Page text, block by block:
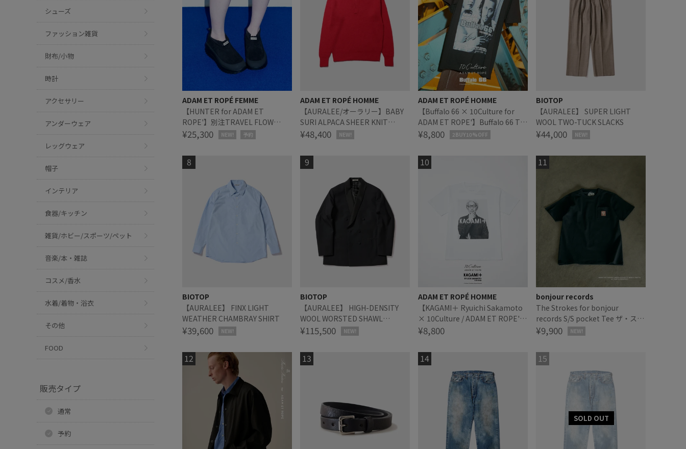
シューズ
ファッション雑貨
財布/小物
時計
アクセサリー
アンダーウェア
レッグウェア
帽子
インテリア
食器/キッチン
雑貨/ホビー/スポーツ/ペット
音楽/本・雑誌
コスメ/香水
水着/着物・浴衣
その他
FOOD
販売タイプ
通常
予約
ADAM ET ROPÉ FEMME
【HUNTER for ADAM ET
ROPE'】別注TRAVEL FLOW
SUEDE TRAINER
¥25,300 NEW! 予約
ADAM ET ROPÉ HOMME
【AURALEE/オーラリー】BABY
SURI ALPACA SHEER KNIT
SKIPPER POLO
¥48,400 NEW!
ADAM ET ROPÉ HOMME
【Buffalo 66 × 10Culture for
ADAM ET ROPE'】Buffalo 66 T
SHIRT
¥8,800 2BUY10%OFF
BIOTOP
【AURALEE】 SUPER LIGHT
WOOL TWO-TUCK SLACKS
¥44,000 NEW!
BIOTOP
【AURALEE】 FINX LIGHT
WEATHER CHAMBRAY SHIRT
¥39,600 NEW!
BIOTOP
【AURALEE】 HIGH-DENSITY
WOOL WORSTED SHAWL
COLLAR JACKET
¥115,500 NEW!
ADAM ET ROPÉ HOMME
【KAGAMI＋ Ryuichi Sakamoto
× 10Culture / ADAM ET ROPE'】
KAGAMI＋ PHOTO TEE
¥8,800
bonjour records
The Strokes for bonjour
records S/S pocket Tee ザ・スト
ロークス オフィシャル ポケットT
¥9,900 NEW!